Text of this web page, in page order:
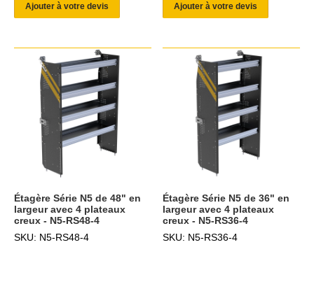
Ajouter à votre devis Ajouter à votre devis
Étagère Série N5 de 48" en
largeur avec 4 plateaux
creux - N5-RS48-4
SKU: N5-RS48-4
Étagère Série N5 de 36" en
largeur avec 4 plateaux
creux - N5-RS36-4
SKU: N5-RS36-4